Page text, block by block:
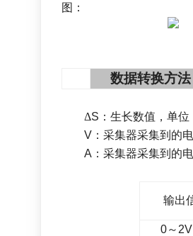
图：
数据转换方法
ΔS ： 生长数值，单位
V：采集器采集到的
A ：采集器采集到的
输出
0～